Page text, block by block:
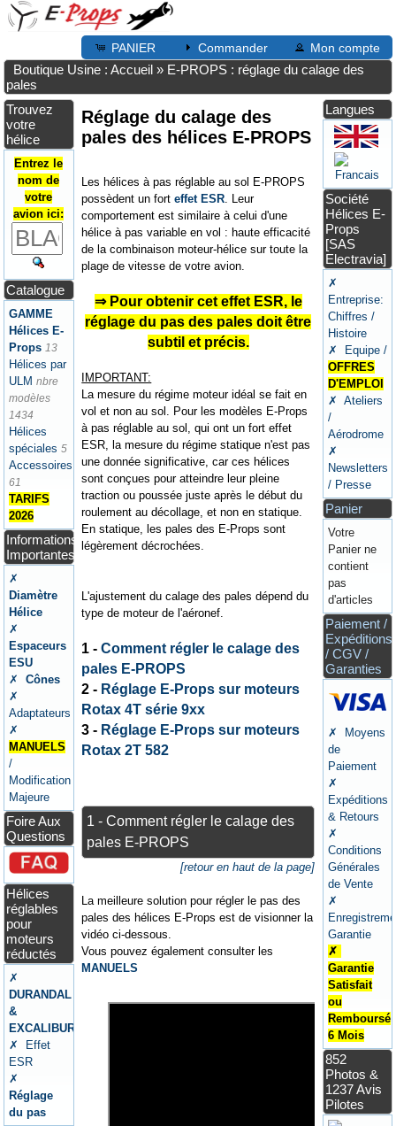
PANIER Commander Mon compte
Boutique Usine : Accueil » E-PROPS : réglage du calage des
pales
Trouvez
votre
hélice
Entrez le
nom de
votre
avion ici:
Catalogue
GAMME
Hélices E-
Props 13
Hélices par
ULM nbre
modèles
1434
Hélices
spéciales 5
Accessoires
61
TARIFS
2026
Informations
Importantes
✗
Diamètre
Hélice
✗
Espaceurs
ESU
✗
Cônes
✗
Adaptateurs
✗
MANUELS
/
Modification
Majeure
Foire Aux
Questions
Hélices
réglables
pour
moteurs
réductés
✗
DURANDAL
&
EXCALIBUR
✗ Effet
ESR
✗
Réglage
du pas
Réglage du calage des
pales des hélices E-PROPS
Les hélices à pas réglable au sol E-PROPS
possèdent un forteffet ESR . Leur
comportement est similaire à celui d'une
hélice à pas variable en vol : haute efficacité
de la combinaison moteur-hélice sur toute la
plage de vitesse de votre avion.
⇒ Pour obtenir cet effet ESR, le
réglage du pas des pales doit être
subtil et précis.
IMPORTANT:
La mesure du régime moteur idéal se fait en
vol et non au sol. Pour les modèles E-Props
à pas réglable au sol, qui ont un fort effet
ESR, la mesure du régime statique n'est pas
une donnée significative, car ces hélices
sont conçues pour atteindre leur pleine
traction ou poussée juste après le début du
roulement au décollage, et non en statique.
En statique, les pales des E-Props sont
légèrement décrochées.
L'ajustement du calage des pales dépend du
type de moteur de l'aéronef.
1 -Comment régler le calage des
pales E-PROPS
2 - Réglage E-Props sur moteurs
Rotax 4T série 9xx
3 - Réglage E-Props sur moteurs
Rotax 2T 582
1 - Comment régler le calage des
pales E-PROPS
[retour en haut de la page]
La meilleure solution pour régler le pas des
pales des hélices E-Props est de visionner la
vidéo ci-dessous.
Vous pouvez également consulter les
MANUELS
Langues
Société
Hélices E-
Props
[SAS
Electravia]
✗
Entreprise:
Chiffres /
Histoire
✗ Equipe /
OFFRES
D'EMPLOI
✗ Ateliers
/
Aérodrome
✗
Newsletters
/ Presse
Panier
Votre
Panier ne
contient
pas
d'articles
Paiement /
Expéditions
/ CGV /
Garanties
✗ Moyens
de
Paiement
✗
Expéditions
& Retours
✗
Conditions
Générales
de Vente
✗
Garantie
✗
Garantie
Satisfait
ou
Remboursé
6 Mois
852
Photos &
1237 Avis
Pilotes